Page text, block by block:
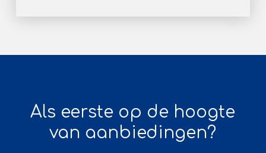
Als eerste op de hoogte
van aanbiedingen?